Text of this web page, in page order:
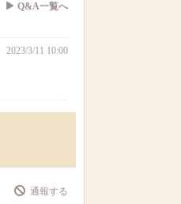
Q&A一覧へ
2023/3/11 10:00
通報する